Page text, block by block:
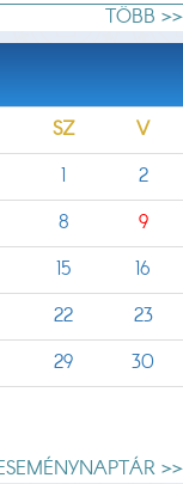
TÖBB >>
SZ
V
1
2
8
9
15
16
22
23
29
30
>>